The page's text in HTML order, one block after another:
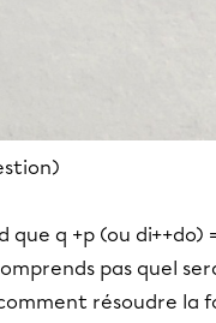
que q +p (ou di++do)
pas quel
résoudre la